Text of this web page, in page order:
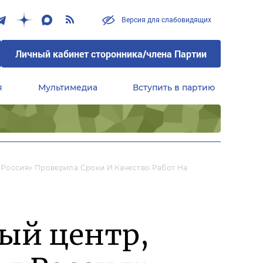
Версия для слабовидящих
Личный кабинет сторонника/члена Партии
Мультимедиа Вступить в партию
Проверила Сроки И Качество Работ На
центр,